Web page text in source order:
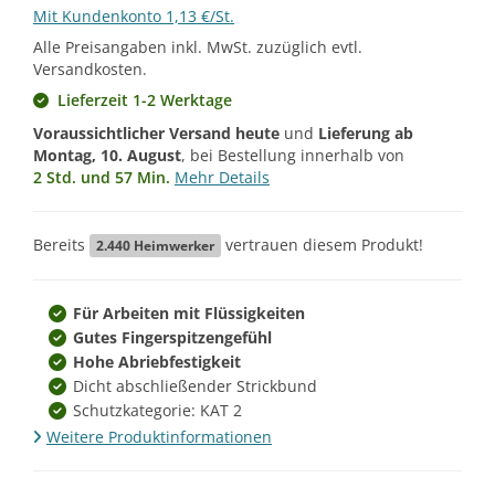
Mit Kundenkonto 1,13 €/St.
Alle Preisangaben inkl. MwSt. zuzüglich evtl.
Versandkosten.
Lieferzeit 1-2 Werktage
Voraussichtlicher Versand heute und Lieferung ab
Montag, 10. August, bei Bestellung innerhalb von
2 Std. und 57 Min. Mehr Details
Bereits 2.440 Heimwerker vertrauen diesem Produkt!
Für Arbeiten mit Flüssigkeiten
Gutes Fingerspitzengefühl
Hohe Abriebfestigkeit
Dicht abschließender Strickbund
Schutzkategorie: KAT 2
Weitere Produktinformationen